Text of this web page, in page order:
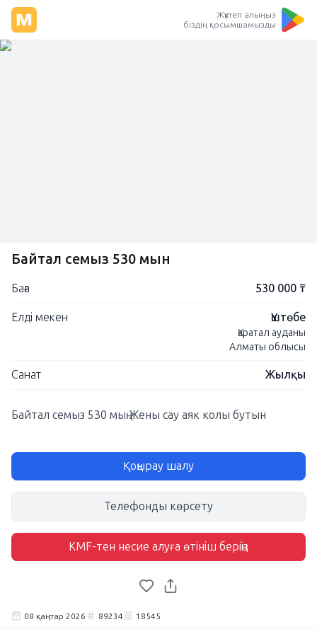
Жүктеп алыңыз
біздің қосымшамызды
Байтал семыз 530 мын
Баға 530 000 ₸
Елді мекен Үштөбе
Қаратал ауданы
Алматы облысы
Санат Жылқы
Байтал семыз 530 мың Жены сау аяк колы бутын
Қоңырау шалу
Телефонды көрсету
KMF-тен несие алуға өтініш беріңіз
08 қаңтар 2026 89234 18545